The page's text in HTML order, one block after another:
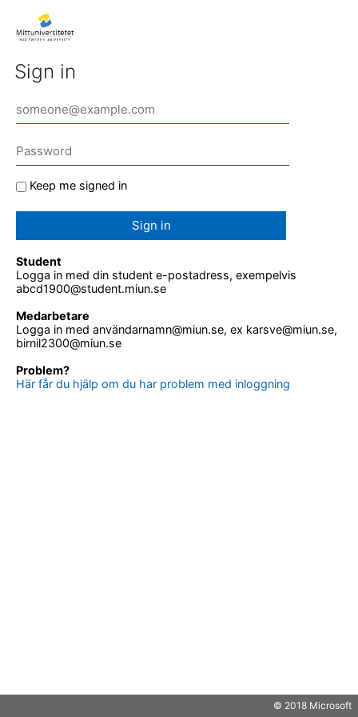
Sign in
Keep me signed in
Sign in
Student
Logga in med din student e-postadress, exempelvis
abcd1900@student.miun.se
Medarbetare
Logga in med användarnamn@miun.se, ex karsve@miun.se,
birnil2300@miun.se
Problem?
Här får du hjälp om du har problem med inloggning
© 2018 Microsoft